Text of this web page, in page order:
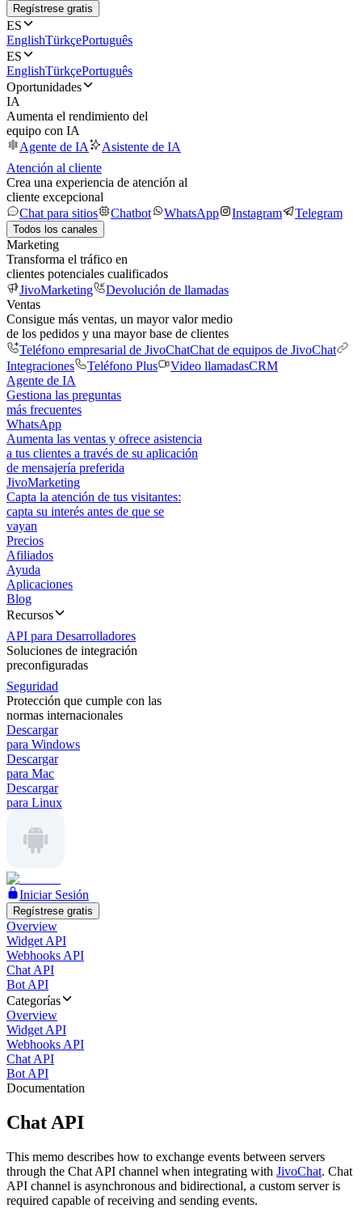
Regístrese gratis
ES
EnglishTürkçePortuguês
ES
EnglishTürkçePortuguês
Oportunidades
IA
Aumenta el rendimiento del
equipo con IA
Agente de IA
Asistente de IA
Atención al cliente
Crea una experiencia de atención al
cliente excepcional
Chat para sitios
Chatbot WhatsApp Instagram Telegram
Todos los canales
Marketing
Transforma el tráfico en
clientes potenciales cualificados
JivoMarketing
Devolución de llamadas
Ventas
Consigue más ventas, un mayor valor medio
de los pedidos y una mayor base de clientes
Teléfono empresarial de JivoChatChat de equipos de JivoChat
Integraciones
Teléfono Plus Video llamadasCRM
Agente de IA
Gestiona las preguntas
más frecuentes
WhatsApp
Aumenta las ventas y ofrece asistencia
a tus clientes a través de su aplicación
de mensajería preferida
JivoMarketing
Capta la atención de tus visitantes:
capta su interés antes de que se
vayan
Precios
Afiliados
Ayuda
Aplicaciones
Blog
Recursos
API para Desarrolladores
Soluciones de integración
preconfiguradas
Seguridad
Protección que cumple con las
normas internacionales
Descargar
para Windows
Descargar
para Mac
Descargar
para Linux
Iniciar Sesión
Regístrese gratis
Overview
Widget API
Webhooks API
Chat API
Bot API
Categorías
Overview
Widget API
Webhooks API
Chat API
Bot API
Documentation
Chat API
This memo describes how to exchange events between servers
through the Chat API channel when integrating with JivoChat. Chat
API channel is asynchronous and bidirectional, a custom server is
required capable of receiving and sending events.